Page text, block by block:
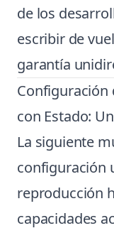
de los
escribir de
garantía
Configuración
con Estado:
La siguiente
configuración
reproducción
capacidades